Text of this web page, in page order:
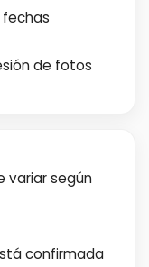
de fotos
variar según
confirmada